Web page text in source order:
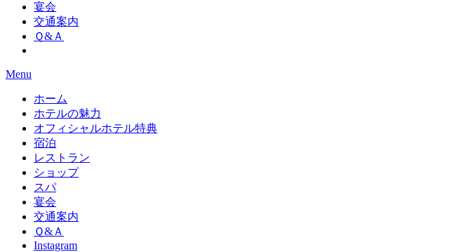
宴会
交通案内
Ｑ&Ａ
Menu
ホーム
ホテルの魅力
オフィシャルホテル特典
宿泊
レストラン
ショップ
スパ
宴会
交通案内
Ｑ&Ａ
Instagram